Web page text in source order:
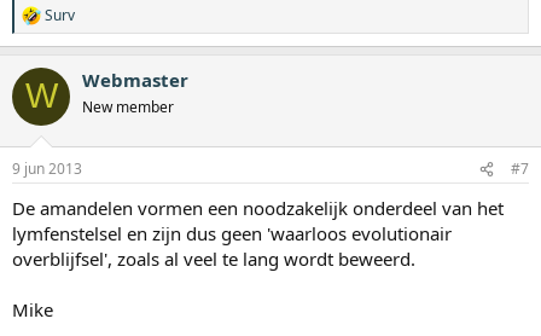
W
a
r
d
e
n
e
n
:
Surv
W Webmaster
New member
9 jun 2013 #7
De amandelen vormen een noodzakelijk onderdeel van het
lymfenstelsel en zijn dus geen 'waarloos evolutionair
overblijfsel', zoals al veel te lang wordt beweerd.
Mike